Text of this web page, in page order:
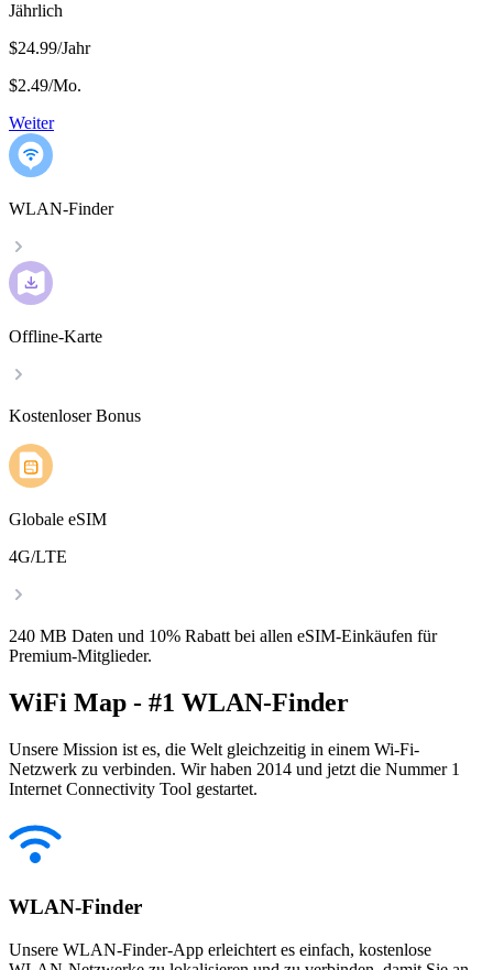
Jährlich
$24.99/Jahr
$2.49/Mo.
Weiter
WLAN-Finder
Offline-Karte
Kostenloser Bonus
Globale eSIM
4G/LTE
240 MB Daten und 10% Rabatt bei allen eSIM-Einkäufen für
Premium-Mitglieder.
WiFi Map - #1 WLAN-Finder
Unsere Mission ist es, die Welt gleichzeitig in einem Wi-Fi-
Netzwerk zu verbinden. Wir haben 2014 und jetzt die Nummer 1
Internet Connectivity Tool gestartet.
WLAN-Finder
Unsere WLAN-Finder-App erleichtert es einfach, kostenlose